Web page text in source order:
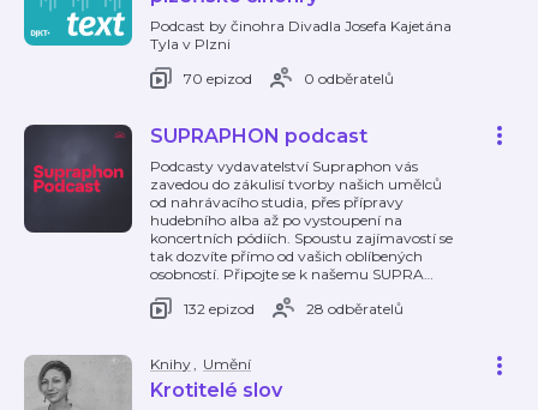
Podcast by činohra Divadla Josefa Kajetána
Tyla v Plzni
70 epizod
0 odběratelů
SUPRAPHON podcast
Podcasty vydavatelství Supraphon vás
zavedou do zákulisí tvorby našich umělců
od nahrávacího studia, přes přípravy
hudebního alba až po vystoupení na
koncertních pódiích. Spoustu zajímavostí se
tak dozvíte přímo od vašich oblíbených
osobností. Připojte se k našemu SUPRA…
132 epizod
28 odběratelů
Knihy, Umění
Krotitelé slov